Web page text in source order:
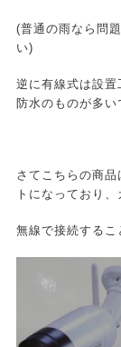
(普通の雨なら問
い)
逆に有線式は設
防水のものが多い
さてこちらの商
トになっており
無線で接続するこ